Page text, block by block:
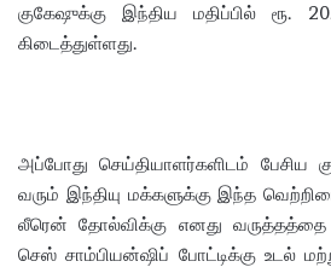
குகேஷுக்கு இந்திய மதிப்பில் ரூ.
கிடைத்துள்ளது.
அப்போது செய்தியாளர்களிடம் பேசிய
வரும் இந்தியு மக்களுக்கு இந்த
லீரென் தோல்விக்கு எனது வருத்தத்தை
செஸ் சாம்பியன்ஷிப் போட்டிக்கு உடல்